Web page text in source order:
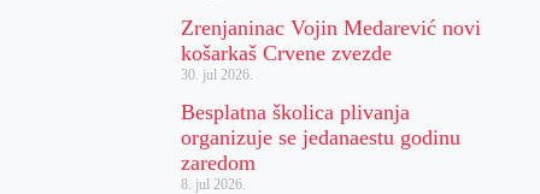
Zrenjaninac Vojin Medarević novi
košarkaš Crvene zvezde
30. jul 2026.
Besplatna školica plivanja
organizuje se jedanaestu godinu
zaredom
8. jul 2026.